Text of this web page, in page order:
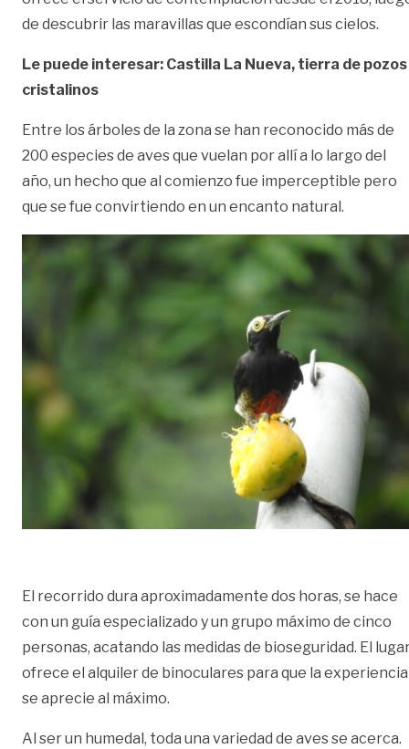
de descubrir las maravillas que escondían sus cielos.
Le puede interesar: Castilla La Nueva, tierra de pozos
cristalinos
Entre los árboles de la zona se han reconocido más de
200 especies de aves que vuelan por allí a lo largo del
año, un hecho que al comienzo fue imperceptible pero
que se fue convirtiendo en un encanto natural.
El recorrido dura aproximadamente dos horas, se hace
con un guía especializado y un grupo máximo de cinco
personas, acatando las medidas de bioseguridad. El
ofrece el alquiler de binoculares para que la experiencia
se aprecie al máximo.
Al ser un humedal, toda una variedad de aves se acerca.